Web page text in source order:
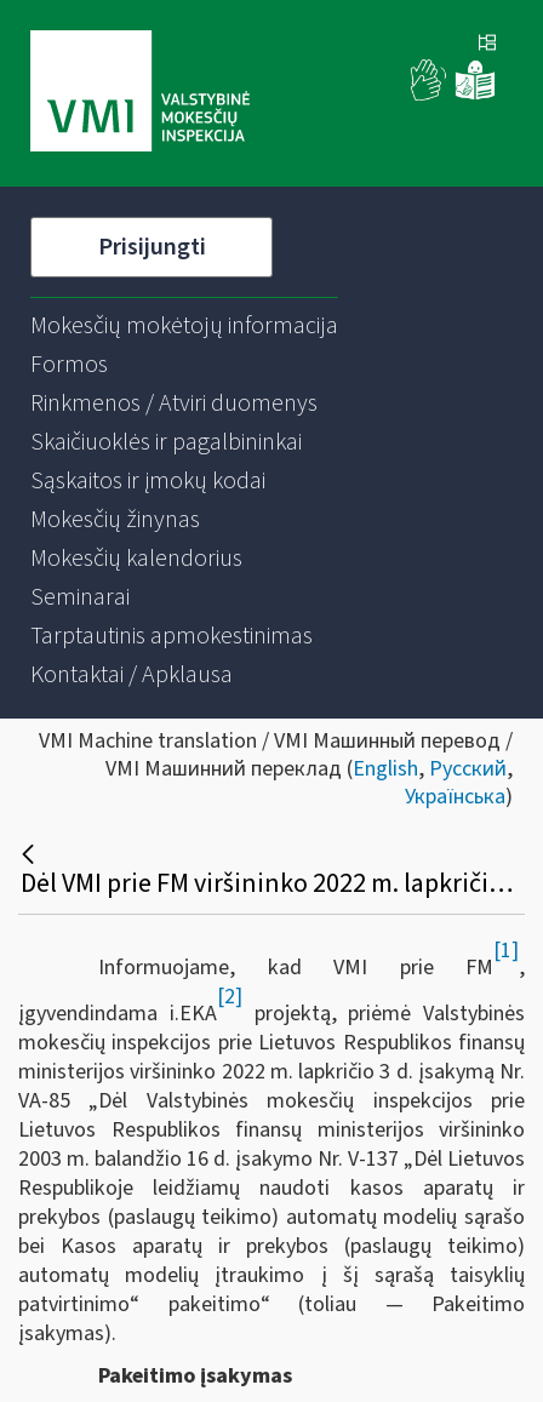
Prisijungti
Mokesčių mokėtojų informacija
Formos
Rinkmenos / Atviri duomenys
Skaičiuoklės ir pagalbininkai
Sąskaitos ir įmokų kodai
Mokesčių žinynas
Mokesčių kalendorius
Seminarai
Tarptautinis apmokestinimas
Kontaktai / Apklausa
VMI Machine translation / VMI Машинный перевод /
VMI Машинний переклад (English, Русский,
Українська)
Dėl VMI prie FM viršininko 2022 m. lapkričio 3 d. įsakymo Nr. VA-85 „Dėl VMI prie FM viršininko 2003 m. balandžio 16 d. įsakymo Nr. V-137 „Dėl Lietuvos Respublikoje leidžiamų naudoti kasos aparatų ir prekybos (paslaugų teikimo) automatų modelių sąrašo bei Kasos aparatų ir prekybos (paslaugų teikimo) automatų modelių įtraukimo į šį sąrašą taisyklių patvirtinimo“ pakeitimo“
Informuojame, kad VMI prie FM
[1]
,
įgyvendindama i.EKA
[2]
projektą, priėmė Valstybinės
mokesčių inspekcijos prie Lietuvos Respublikos finansų
ministerijos viršininko 2022 m. lapkričio 3 d. įsakymą Nr.
VA-85 „Dėl Valstybinės mokesčių inspekcijos prie
Lietuvos Respublikos finansų ministerijos viršininko
2003 m. balandžio 16 d. įsakymo Nr. V-137 „Dėl Lietuvos
Respublikoje leidžiamų naudoti kasos aparatų ir
prekybos (paslaugų teikimo) automatų modelių sąrašo
bei Kasos aparatų ir prekybos (paslaugų teikimo)
automatų modelių įtraukimo į šį sąrašą taisyklių
patvirtinimo“ pakeitimo“ (toliau — Pakeitimo
įsakymas).
Pakeitimo įsakymas